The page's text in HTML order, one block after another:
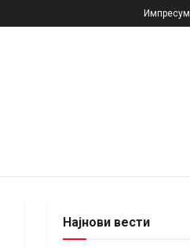
Импресум
Најнови вести